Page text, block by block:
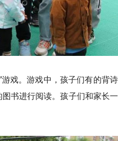
戏。游戏中，孩子们有的背
书进行阅读。孩子们和家长